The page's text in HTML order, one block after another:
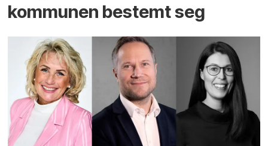
kommunen bestemt seg